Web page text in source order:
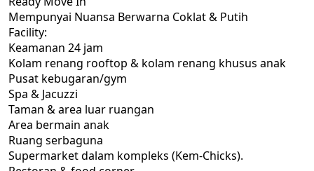
Mempunyai Nuansa Berwarna Coklat & Putih
Facility:
Keamanan 24 jam
Kolam renang rooftop & kolam renang khusus anak
Pusat kebugaran/gym
Spa & Jacuzzi
Taman & area luar ruangan
Area bermain anak
Ruang serbaguna
Supermarket dalam kompleks (Kem-Chicks).